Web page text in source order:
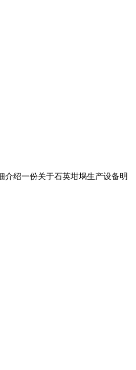
介绍一份关于石英坩埚生产设备明